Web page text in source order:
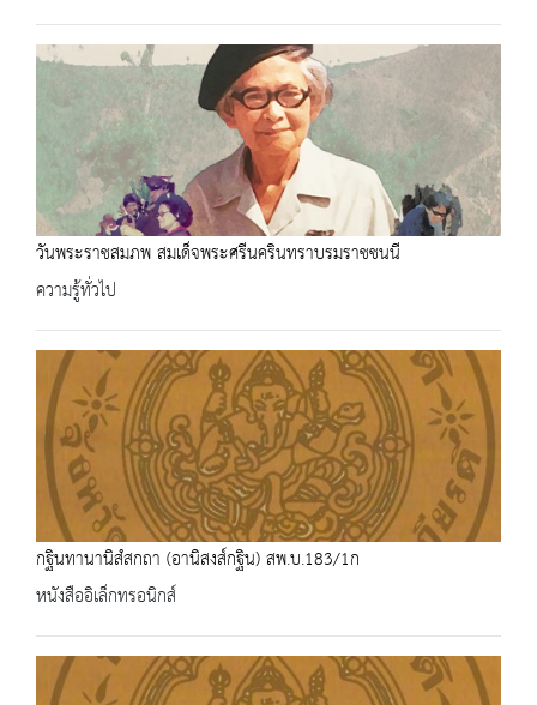
วันพระราชสมภพ สมเด็จพระศรีนครินทราบรมราชชนนี
ความรู้ทั่วไป
กฐินทานานิสํสกถา (อานิสงส์กฐิน) สพ.บ.183/1ก
หนังสืออิเล็กทรอนิกส์